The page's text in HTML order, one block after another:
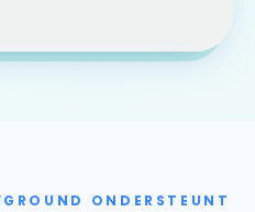
ONDERSTEUNT